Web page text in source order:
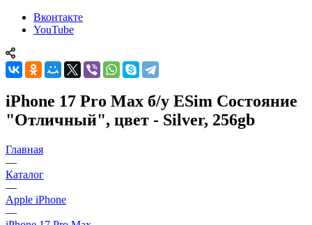
Вконтакте
YouTube
iPhone 17 Pro Max б/у ESim Состояние
"Отличный", цвет - Silver, 256gb
Главная
—
Каталог
—
Apple iPhone
—